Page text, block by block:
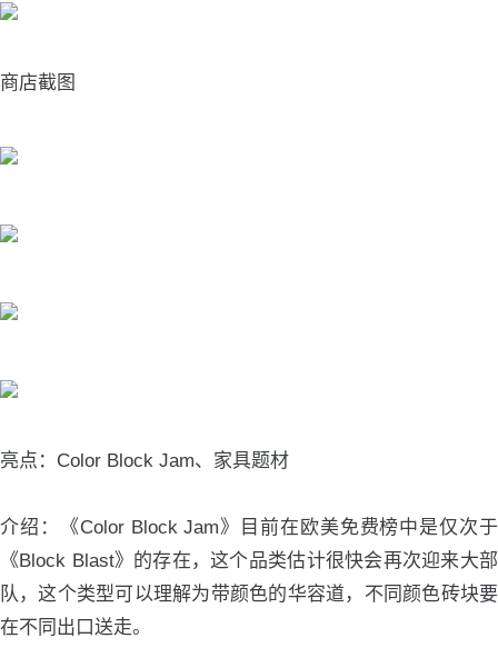
商店截图
亮点：Color Block Jam、家具题材
介绍：《Color Block Jam》目前在欧美免费榜中是仅次于
《Block Blast》的存在，这个品类估计很快会再次迎来大部
队，这个类型可以理解为带颜色的华容道，不同颜色砖块要
在不同出口送走。